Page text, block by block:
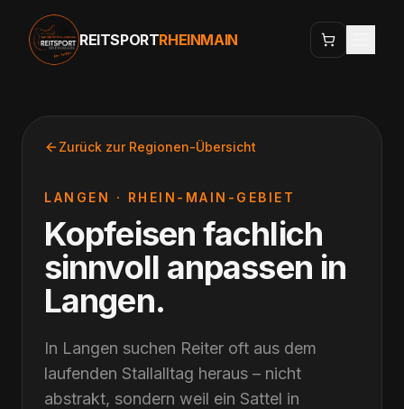
REITSPORTRHEINMAIN
Zurück zur Regionen-Übersicht
LANGEN · RHEIN-MAIN-GEBIET
Kopfeisen fachlich
sinnvoll anpassen in
Langen.
In Langen suchen Reiter oft aus dem
laufenden Stallalltag heraus – nicht
abstrakt, sondern weil ein Sattel in